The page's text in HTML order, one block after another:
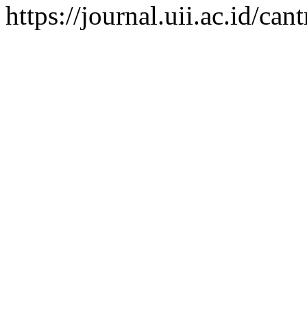
https://journal.uii.ac.id/